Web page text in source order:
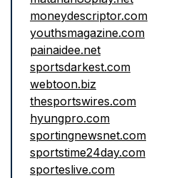
moneydescriptor.com
youthsmagazine.com
painaidee.net
sportsdarkest.com
webtoon.biz
thesportswires.com
hyungpro.com
sportingnewsnet.com
sportstime24day.com
sporteslive.com